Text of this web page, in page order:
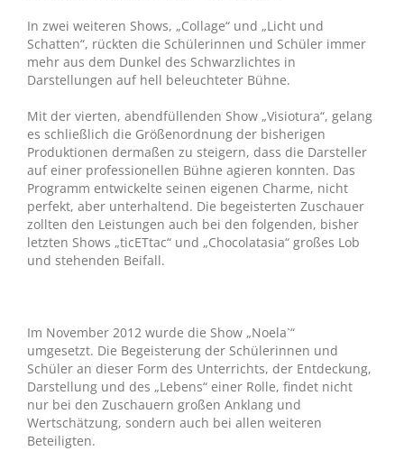
In zwei weiteren Shows, „Collage“ und „Licht und
Schatten“, rückten die Schülerinnen und Schüler immer
mehr aus dem Dunkel des Schwarzlichtes in
Darstellungen auf hell beleuchteter Bühne.
Mit der vierten, abendfüllenden Show „Visiotura“, gelang
es schließlich die Größenordnung der bisherigen
Produktionen dermaßen zu steigern, dass die Darsteller
auf einer professionellen Bühne agieren konnten. Das
Programm entwickelte seinen eigenen Charme, nicht
perfekt, aber unterhaltend. Die begeisterten Zuschauer
zollten den Leistungen auch bei den folgenden, bisher
letzten Shows „ticETtac“ und „Chocolatasia“ großes Lob
und stehenden Beifall.
Im November 2012 wurde die Show „Noela`“
umgesetzt. Die Begeisterung der Schülerinnen und
Schüler an dieser Form des Unterrichts, der Entdeckung,
Darstellung und des „Lebens“ einer Rolle, findet nicht
nur bei den Zuschauern großen Anklang und
Wertschätzung, sondern auch bei allen weiteren
Beteiligten.